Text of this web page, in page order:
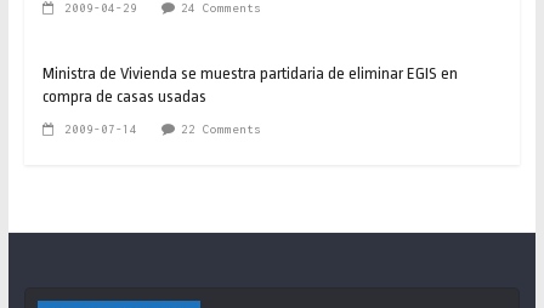
2009-04-29 24 Comments
Ministra de Vivienda se muestra partidaria de eliminar EGIS en
compra de casas usadas
2009-07-14 22 Comments